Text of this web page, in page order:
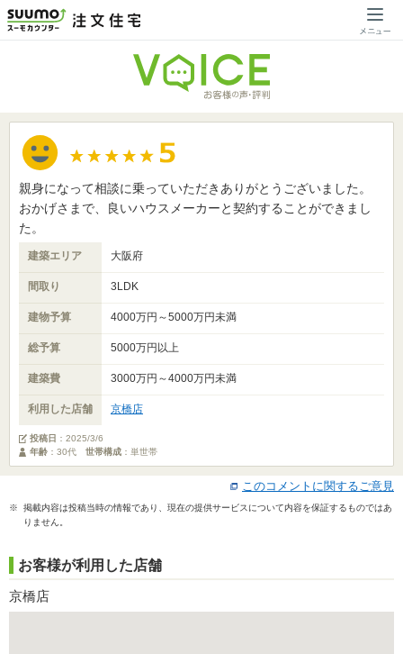
親身になって相談に乗っていただきありがとうございました。
おかげさまで、良いハウスメーカーと契約することができまし
た。
建築エリア 大阪府
間取り 3LDK
建物予算 4000万円～5000万円未満
総予算 5000万円以上
建築費 3000万円～4000万円未満
利用した店舗 京橋店
投稿日 ： 2025/3/6
年齢 ：30代 世帯構成 ：単世帯
このコメントに関するご意見
※ 掲載内容は投稿当時の情報であり、現在の提供サービスについて内容を保証するものではあ
りません。
お客様が利用した店舗
京橋店